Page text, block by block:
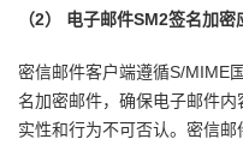
（2） 电子邮件SM2签名加密
密信邮件客户端遵循S/MIME
名加密邮件，确保电子邮件
实性和行为不可否认。密信